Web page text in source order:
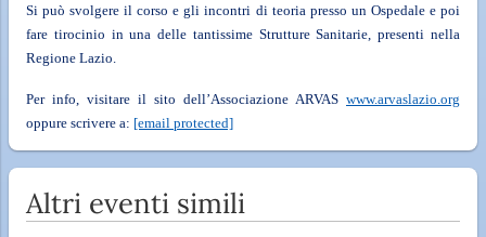
Si può svolgere il corso e gli incontri di teoria presso un Ospedale e poi
fare tirocinio in una delle tantissime Strutture Sanitarie, presenti nella
Regione Lazio.
Per info, visitare il sito dell’Associazione ARVAS www.arvaslazio.org
oppure scrivere a: [email protected]
Altri eventi simili